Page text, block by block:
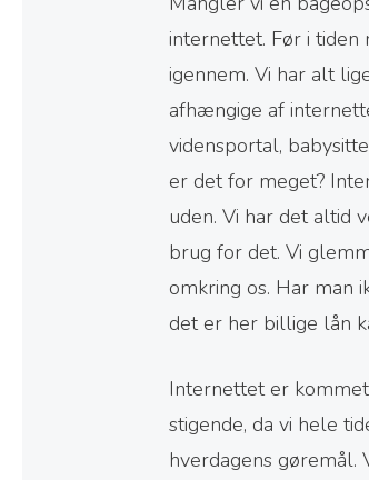
internettet. Før i
igennem. Vi har alt
afhængige af
vidensportal,
er det for meget?
uden. Vi har det altid
brug for det. Vi
omkring os. Har man
det er her billige lån
Internettet er
stigende, da vi hele
hverdagens gøremål.